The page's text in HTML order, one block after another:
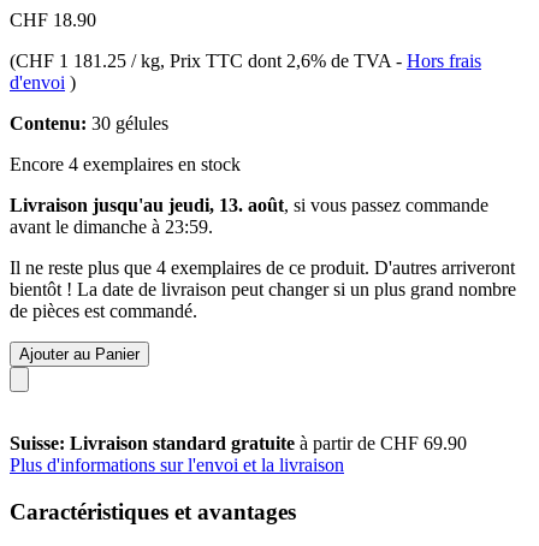
CHF 18.90
(CHF 1 181.25 / kg, Prix TTC dont 2,6% de TVA - Hors frais
d'envoi )
Contenu: 30 gélules
Encore 4 exemplaires en stock
Livraison jusqu'au jeudi, 13. août, si vous passez commande
avant le dimanche à 23:59.
Il ne reste plus que 4 exemplaires de ce produit. D'autres arriveront
bientôt ! La date de livraison peut changer si un plus grand nombre
de pièces est commandé.
Ajouter au Panier
Suisse: Livraison standard gratuite à partir de CHF 69.90
Plus d'informations sur l'envoi et la livraison
Caractéristiques et avantages